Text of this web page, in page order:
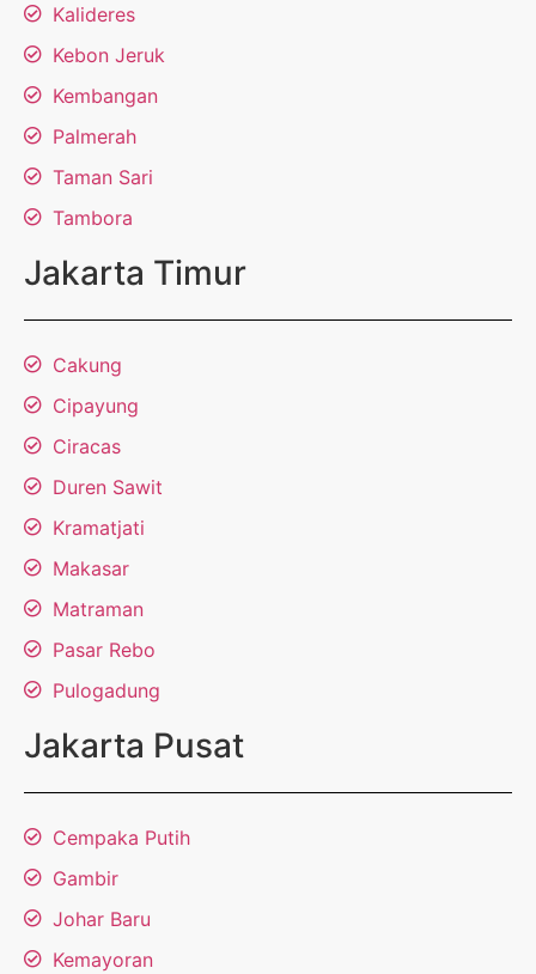
Kalideres
Kebon Jeruk
Kembangan
Palmerah
Taman Sari
Tambora
Jakarta Timur
Cakung
Cipayung
Ciracas
Duren Sawit
Kramatjati
Makasar
Matraman
Pasar Rebo
Pulogadung
Jakarta Pusat
Cempaka Putih
Gambir
Johar Baru
Kemayoran